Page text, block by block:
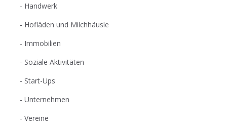
Handwerk
Hofläden und Milchhäusle
Immobilien
Soziale Aktivitäten
Start-Ups
Unternehmen
Vereine